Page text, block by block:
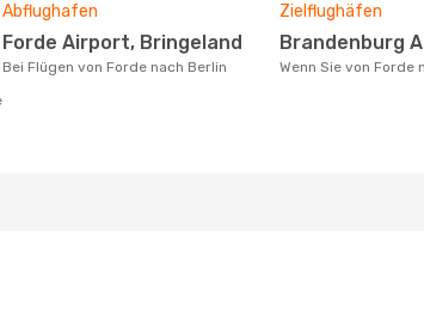
Abflughafen
Forde Airport, Bringeland
Bei Flügen von Forde nach Berlin
Zielflughäfen
Brandenburg
Wenn Sie von